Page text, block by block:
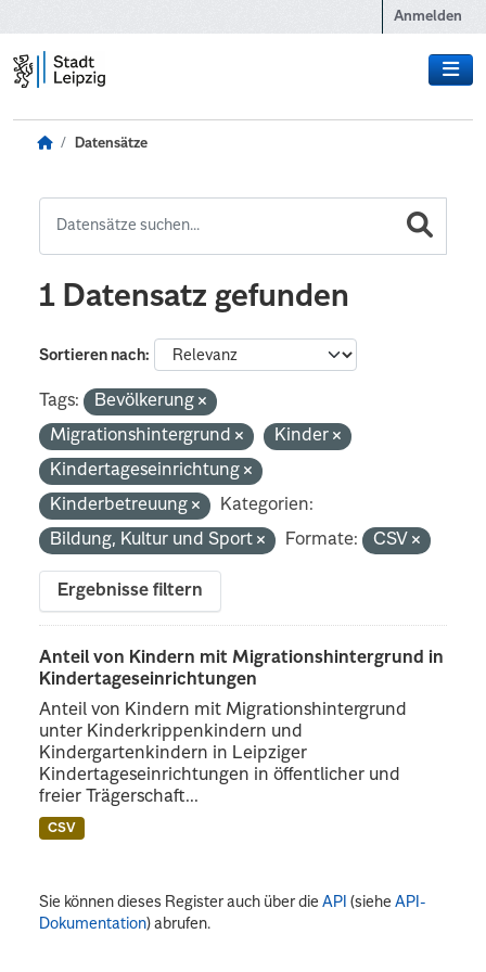
Anmelden
Datensätze
1 Datensatz gefunden
Sortieren nach
Tags:
Bevölkerung
Migrationshintergrund
Kinder
Kindertageseinrichtung
Kinderbetreuung
Kategorien:
Bildung, Kultur und Sport
Formate: CSV
Ergebnisse filtern
Anteil von Kindern mit Migrationshintergrund in
Kindertageseinrichtungen
Anteil von Kindern mit Migrationshintergrund
unter Kinderkrippenkindern und
Kindergartenkindern in Leipziger
Kindertageseinrichtungen in öffentlicher und
freier Trägerschaft...
CSV
Sie können dieses Register auch über dieAPI (sieheAPI-
Dokumentation) abrufen.